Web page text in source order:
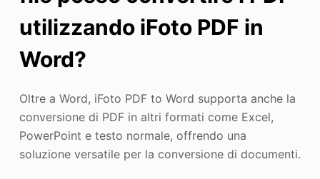
utilizzando iFoto PDF in
Word?
Oltre a Word, iFoto PDF to Word supporta anche la
conversione di PDF in altri formati come Excel,
PowerPoint e testo normale, offrendo una
soluzione versatile per la conversione di documenti.